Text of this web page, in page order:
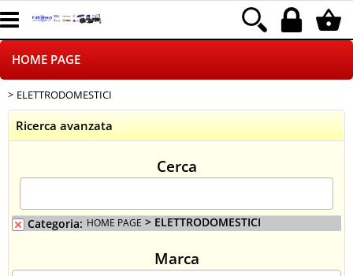
HOME PAGE
CHI SIAMO
LOGISTICA
NEGOZI ON LINE
DROPSHIPPING
SINCRONIZZATI CON NOI
ELETTRODOMESTICI
Ricerca avanzata
Cerca
Categoria: HOME PAGE > ELETTRODOMESTICI
Marca